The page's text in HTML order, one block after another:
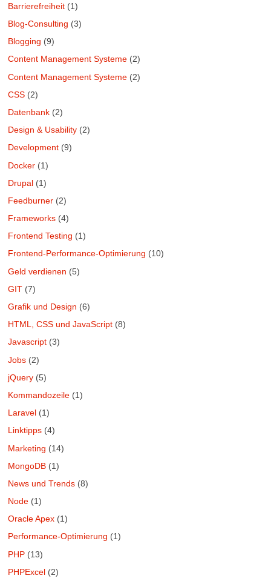
Barrierefreiheit (1)
Blog-Consulting (3)
Blogging (9)
Content Management Systeme (2)
Content Management Systeme (2)
CSS (2)
Datenbank (2)
Design & Usability (2)
Development (9)
Docker (1)
Drupal (1)
Feedburner (2)
Frameworks (4)
Frontend Testing (1)
Frontend-Performance-Optimierung (10)
Geld verdienen (5)
GIT (7)
Grafik und Design (6)
HTML, CSS und JavaScript (8)
Javascript (3)
Jobs (2)
jQuery (5)
Kommandozeile (1)
Laravel (1)
Linktipps (4)
Marketing (14)
MongoDB (1)
News und Trends (8)
Node (1)
Oracle Apex (1)
Performance-Optimierung (1)
PHP (13)
PHPExcel (2)